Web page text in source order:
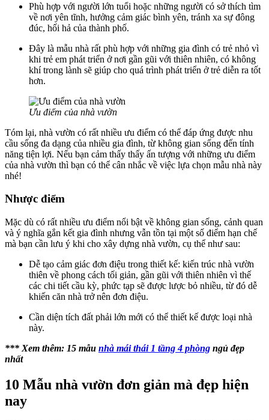
Phù hợp với người lớn tuổi hoặc những người có sở thích tìm
về nơi yên tĩnh, hưởng cảm giác bình yên, tránh xa sự đông
đúc, hối hả của thành phố.
Đây là mẫu nhà rất phù hợp với những gia đình có trẻ nhỏ vì
khi trẻ em phát triển ở nơi gần gũi với thiên nhiên, có không
khí trong lành sẽ giúp cho quá trình phát triển ở trẻ diễn ra tốt
hơn.
Ưu điểm của nhà vườn
Tóm lại, nhà vườn có rất nhiều ưu điểm có thể đáp ứng được nhu
cầu sống đa dạng của nhiều gia đình, từ không gian sống đến tính
năng tiện lợi. Nếu bạn cảm thấy thấy ấn tượng với những ưu điểm
của nhà vườn thì bạn có thể cân nhắc về việc lựa chọn mẫu nhà này
nhé!
Nhược điểm
Mặc dù có rất nhiều ưu điểm nổi bật về không gian sống, cảnh quan
và ý nghĩa gắn kết gia đình nhưng vẫn tồn tại một số điểm hạn chế
mà bạn cần lưu ý khi cho xây dựng nhà vườn, cụ thể như sau:
Dễ tạo cảm giác đơn điệu trong thiết kế: kiến trúc nhà vườn
thiên về phong cách tối giản, gần gũi với thiên nhiên vì thế
các chi tiết cầu kỳ, phức tạp sẽ được lược bỏ nhiều, từ đó dễ
khiến căn nhà trở nên đơn điệu.
Cần diện tích đất phải lớn mới có thể thiết kế được loại nhà
này.
*** Xem thêm: 15 mẫu nhà mái thái 1 tầng 4 phòng ngủ đẹp
nhất
10 Mẫu nhà vườn đơn giản mà đẹp hiện
nay